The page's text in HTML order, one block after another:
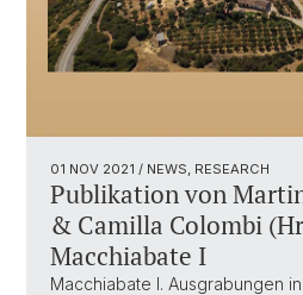
01 NOV 2021 / NEWS, RESEARCH
Publikation von
& Camilla Colombi
Macchiabate I
Macchiabate I. Ausgrabungen